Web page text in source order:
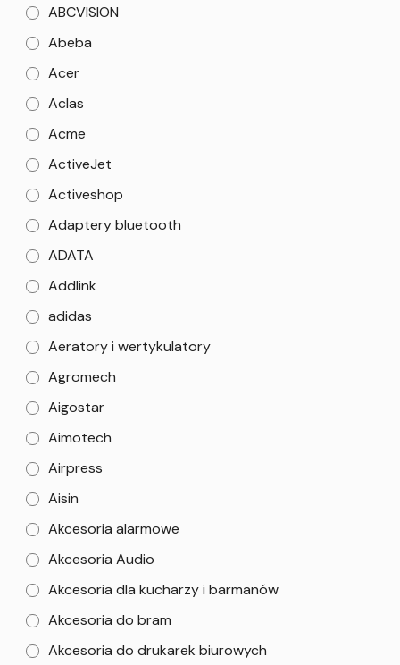
ABCVISION
Abeba
Acer
Aclas
Acme
ActiveJet
Activeshop
Adaptery bluetooth
ADATA
Addlink
adidas
Aeratory i wertykulatory
Agromech
Aigostar
Aimotech
Airpress
Aisin
Akcesoria alarmowe
Akcesoria Audio
Akcesoria dla kucharzy i barmanów
Akcesoria do bram
Akcesoria do drukarek biurowych